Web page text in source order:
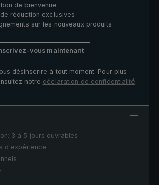
de bienvenue
réduction exclusives
sur les nouveaux produits
vous maintenant
désinscrire à tout moment. Pour plus
notre déclaration de confidentialité.
3 à 5 jours ouvrables
d'expérience